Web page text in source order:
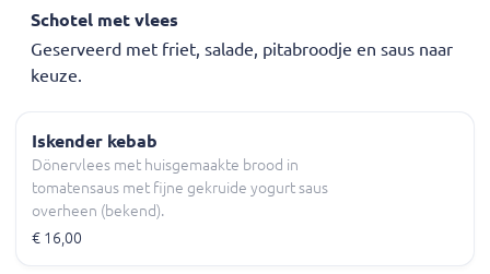
Schotel met vlees
Geserveerd met friet, salade, pitabroodje en saus naar
keuze.
Iskender kebab
Dönervlees met huisgemaakte brood in
tomatensaus met fijne gekruide yogurt saus
overheen (bekend).
€ 16,00